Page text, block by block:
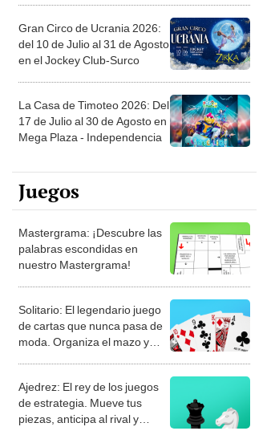
Gran Circo de Ucrania 2026:
del 10 de Julio al 31 de Agosto
en el Jockey Club-Surco
La Casa de Timoteo 2026: Del
17 de Julio al 30 de Agosto en
Mega Plaza - Independencia
Juegos
Mastergrama: ¡Descubre las
palabras escondidas en
nuestro Mastergrama!
Solitario: El legendario juego
de cartas que nunca pasa de
moda. Organiza el mazo y
Ajedrez: El rey de los juegos
de estrategia. Mueve tus
piezas, anticipa al rival y